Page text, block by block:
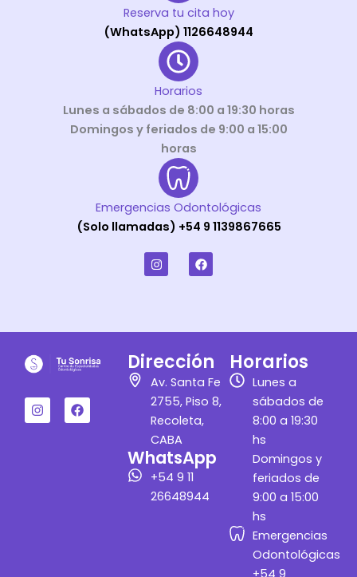
Reserva tu cita hoy
(WhatsApp) 1126648944
Horarios
Lunes a sábados de 8:00 a 19:30 horas
Domingos y feriados de 9:00 a 15:00
horas
Emergencias Odontológicas
(Solo llamadas) +54 9 1139867665
I
n
s
r
F
a
c
o
I
s
t
c
e
Dirección
Av. Santa Fe
2755, Piso 8,
Recoleta,
CABA
WhatsApp
+54 9 11
26648944
Horarios
Lunes a
sábados de
8:00 a 19:30
hs
Domingos y
feriados de
9:00 a 15:00
hs
Emergencias
Odontológicas